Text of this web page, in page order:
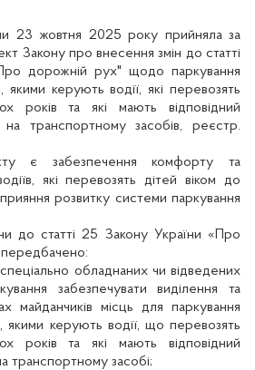
23 жовтня 2025 року прийняла за
Закону про внесення змін до статті
дорожній рух" щодо паркування
якими керують водії, які перевозять
років та які мають відповідний
на транспортному засобів, реєстр.
є забезпечення комфорту та
які перевозять дітей віком до
розвитку системи паркування
до статті 25 Закону України «Про
спеціально обладнаних чи відведених
забезпечувати виділення та
майданчиків місць для паркування
якими керують водії, що перевозять
років та які мають відповідний
транспортному засобі;